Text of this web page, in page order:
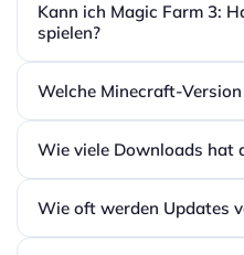
Kann ich Magic Farm 3:
spielen?
Welche Minecraft-
Wie viele Downloads hat
Wie oft werden Updates